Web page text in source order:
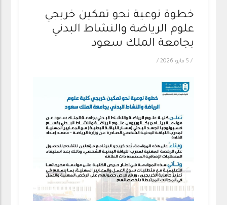
خطوة نوعية نحو تمكين خريجي
علوم الرياضة والنشاط البدني
بجامعة الملك سعود
/ 5 مايو 2026 /